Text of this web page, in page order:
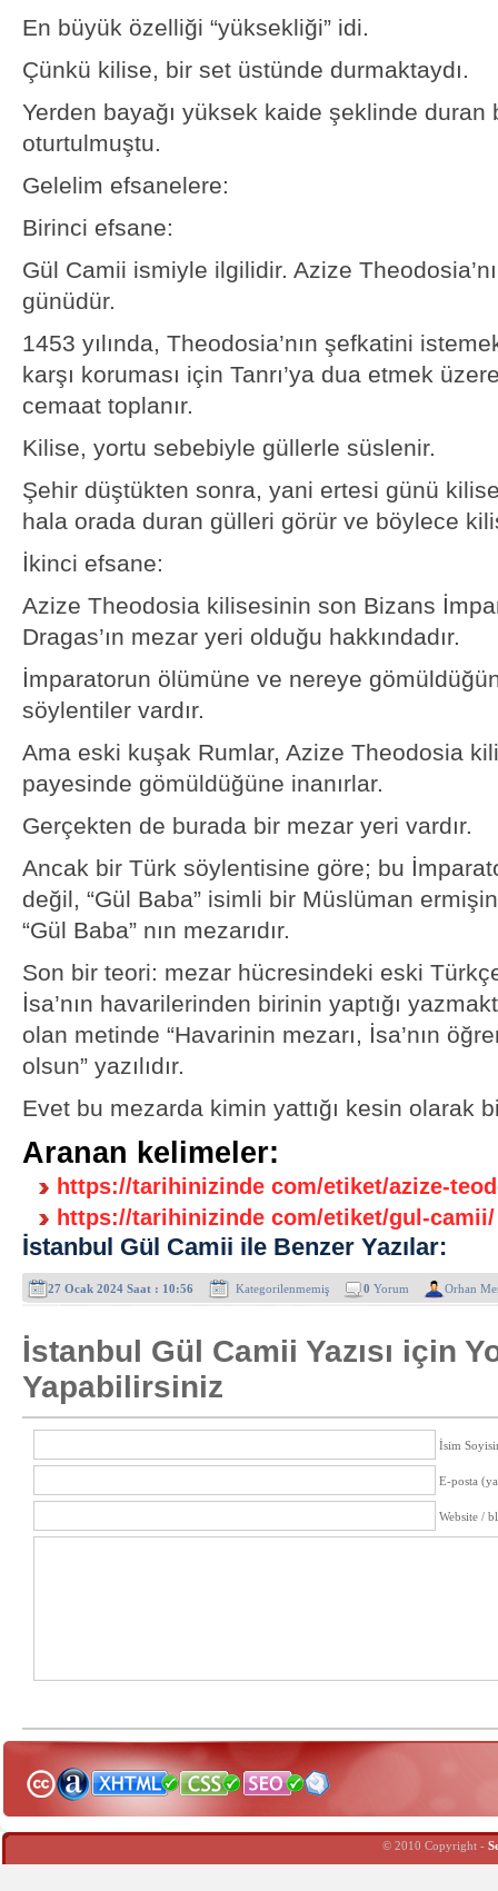
En büyük özelliği “yüksekliği” idi.
Çünkü kilise, bir set üstünde durmaktaydı.
Yerden bayağı yüksek kaide şeklinde duran
oturtulmuştu.
Gelelim efsanelere:
Birinci efsane:
Gül Camii ismiyle ilgilidir. Azize
günüdür.
1453 yılında, Theodosia’nın şefkatini
karşı koruması için Tanrı’ya dua etmek
cemaat toplanır.
Kilise, yortu sebebiyle güllerle süslenir.
Şehir düştükten sonra, yani ertesi günü
hala orada duran gülleri görür ve böylece
İkinci efsane:
Azize Theodosia kilisesinin son Bizans
Dragas’ın mezar yeri olduğu hakkındadır.
İmparatorun ölümüne ve nereye
söylentiler vardır.
Ama eski kuşak Rumlar, Azize Theodosia
payesinde gömüldüğüne inanırlar.
Gerçekten de burada bir mezar yeri vardır.
Ancak bir Türk söylentisine göre; bu
değil, “Gül Baba” isimli bir Müslüman
“Gül Baba” nın mezarıdır.
Son bir teori: mezar hücresindeki eski
İsa’nın havarilerinden birinin yaptığı
olan metinde “Havarinin mezarı, İsa’nın
olsun” yazılıdır.
Evet bu mezarda kimin yattığı kesin olarak
Aranan kelimeler:
https://tarihinizinde com/etiket/azize-
https://tarihinizinde com/etiket/gul-camii/
İstanbul Gül Camii ile Benzer Yazılar:
27 Ocak 2024 Saat : 10:56 Kategorilenmemiş 0 Yorum Orhan
İstanbul Gül Camii Yazısı için
Yapabilirsiniz
İsim
E-posta
Website /
© 2010 Copyright -